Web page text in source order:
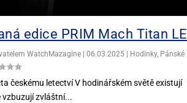
edice PRIM Mach Titan LE
WatchMazagine |06.03.2025 Hodinky, Pánské
českému letectví V hodinářském světě existují
vzbuzují zvláštní...